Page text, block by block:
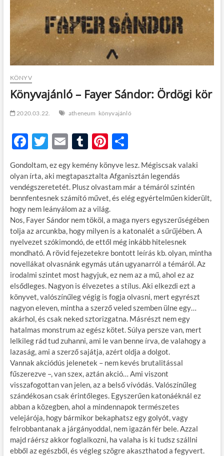
KÖNYV
Könyvajánló – Fayer Sándor: Ördögi kör
2020.03.22. atheneum könyvajánló
F
e
b
o
o
k
T
itt
er
E
ail
T
m
bl
r
Pi
er
es
t
O
za
m
e
g
Gondoltam, ez egy kemény könyve lesz. Mégiscsak valaki
olyan írta, aki megtapasztalta Afganisztán legendás
vendégszeretetét. Plusz olvastam már a témáról szintén
bennfentesnek számító művet, és elég egyértelműen kiderült,
hogy nem leányálom az a világ.
Nos, Fayer Sándor nem tököl, a maga nyers egyszerűségében
tolja az arcunkba, hogy milyen is a katonalét a sűrűjében. A
nyelvezet szókimondó, de ettől még inkább hitelesnek
mondható. A rövid fejezetekre bontott leírás kb. olyan, mintha
novellákat olvasnánk egymás után ugyanarról a témáról. Az
irodalmi szintet most hagyjuk, ez nem az a mű, ahol ez az
elsődleges. Nagyon is élvezetes a stílus. Aki elkezdi ezt a
könyvet, valószínűleg végig is fogja olvasni, mert egyrészt
nagyon eleven, mintha a szerző veled szemben ülne egy…
akárhol, és csak neked sztorizgatna. Másrészt nem egy
hatalmas monstrum az egész kötet. Súlya persze van, mert
lelkileg rád tud zuhanni, ami le van benne írva, de valahogy a
lazaság, ami a szerző sajátja, azért oldja a dolgot.
Vannak akciódús jelenetek – nem kevés brutalitással
fűszerezve –, van szex, aztán akció… Ami viszont
visszafogottan van jelen, az a belső vívódás. Valószínűleg
szándékosan csak érintőleges. Egyszerűen katonáéknál ez
abban a közegben, ahol a mindennapok természetes
velejárója, hogy bármikor bekaphatsz egy golyót, vagy
felrobbantanak a járgányoddal, nem igazán fér bele. Azzal
majd ráérsz akkor foglalkozni, ha valaha is ki tudsz szállni
ebből az egészből, és végleg szögre akaszthatod a fegyvert.